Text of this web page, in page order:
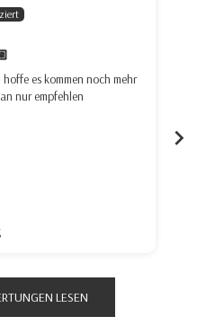
es kommen noch mehr
nur empfehlen
LESEN